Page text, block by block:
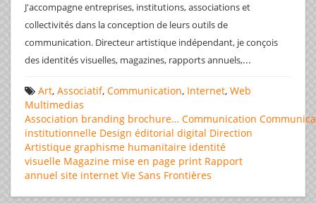
J'accompagne entreprises, institutions, associations et
collectivités dans la conception de leurs outils de
communication. Directeur artistique indépendant, je conçois
des identités visuelles, magazines, rapports annuels,...
Art, Associatif, Communication, Internet, Web
Multimedias
Association branding brochure… Communication
institutionnelle Design éditorial digital Direction
Artistique graphisme humanitaire identité
visuelle Magazine mise en page print Rapport
annuel site internet Vie Sans Frontières